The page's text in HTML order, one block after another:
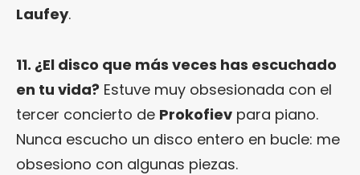
Laufey.
11. ¿El disco que más veces has escuchado
en tu vida? Estuve muy obsesionada con el
tercer concierto de Prokofiev para piano.
Nunca escucho un disco entero en bucle: me
obsesiono con algunas piezas.